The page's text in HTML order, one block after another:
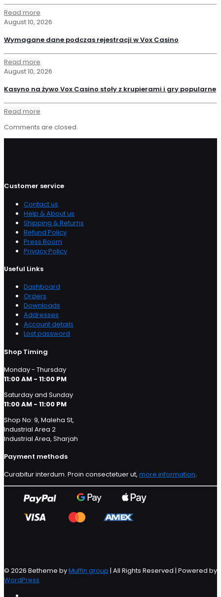
Read more
August 10, 2026
Wymagane dane podczas rejestracji w Vox Casino
Read more
August 10, 2026
Kasyno na żywo Vox Casino stoły z krupierami i gry popularne
Read more
Comments are closed.
Customer service
Contact us
Help & About us
Shipping & Returns
Refund Policy
Press Room
Privacy Policy
Useful Links
Dashboard
Orders
Downloads
Addresses
Account details
Lost password
Shop Timing
Monday - Thursday
11:00 AM - 11:00 PM
Saturday and Sunday
11:00 AM - 11:00 PM
Shop No: 9, Maleha St,
Industrial Area 2
Industrial Area, Sharjah
Payment methods
Curabitur interdum. Proin consectetuer ut, more information.
© 2026 Betheme byMuffin group | All Rights Reserved | Powered by
WordPress